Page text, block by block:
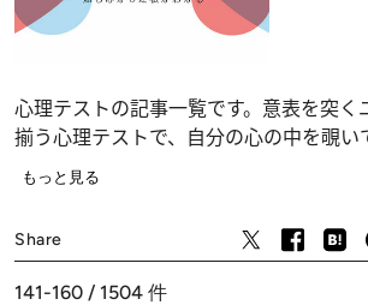
心理テストの記事一覧です。意表を突く
揃う心理テストで、自分の心の中を覗
恋愛、仕事、人間関係の深層心理……、
もっと見る
Share
141-160 / 1504 件